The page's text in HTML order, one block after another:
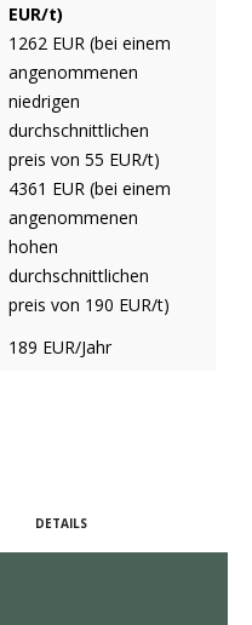
EUR/t)
1262 EUR (bei einem
angenommenen
niedrigen
durchschnittlichen
preis von 55 EUR/t)
4361 EUR (bei einem
angenommenen
hohen
durchschnittlichen
preis von 190 EUR/t)
189 EUR/Jahr
DETAILS